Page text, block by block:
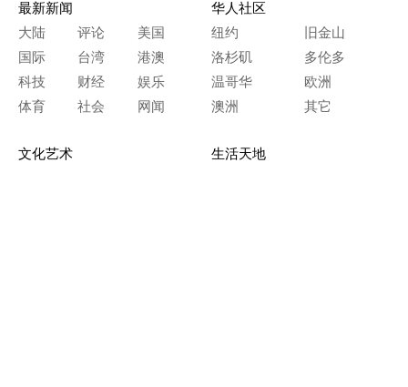
最新新闻
大陆
评论
美国
国际
台湾
港澳
科技
财经
娱乐
体育
社会 网闻
华人社区
纽约
旧金山
洛杉矶
多伦多
温哥华
欧洲
澳洲
其它
文化艺术
生活天地